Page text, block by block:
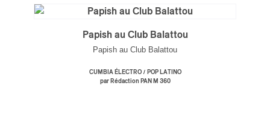
Papish au Club Balattou
Papish au Club Balattou
CUMBIA ÉLECTRO/ POP LATINO
par Rédaction PAN M 360